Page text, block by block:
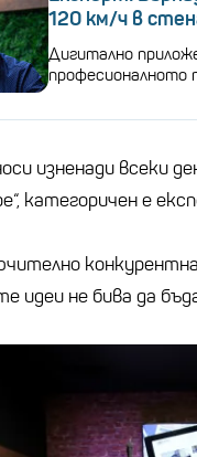
120 км/ч в
Дигитално
професионалното
изненади всеки
категоричен е
идеи не бива да